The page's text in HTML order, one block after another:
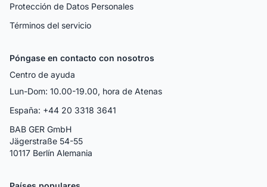
Protección de Datos Personales
Términos del servicio
Póngase en contacto con nosotros
Centro de ayuda
Lun-Dom: 10.00-19.00, hora de Atenas
España: +44 20 3318 3641
BAB GER GmbH
Jägerstraße 54-55
10117 Berlín Alemania